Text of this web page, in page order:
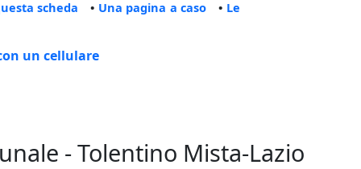
scheda • Una pagina a caso • Le
un cellulare
- Tolentino Mista-Lazio